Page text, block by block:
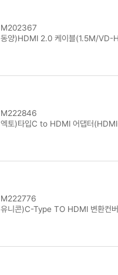
M202367
동양)HDMI 2.0 케이블(1.5M/VD-
M222846
엑토)타입C to HDMI 어댑터
M222776
유니콘)C-Type TO HDMI 변환컨